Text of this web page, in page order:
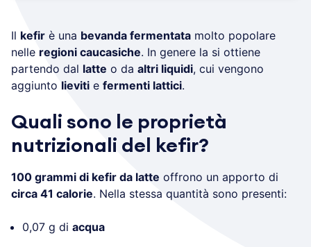
Il kefir è una bevanda fermentata molto popolare
nelle regioni caucasiche. In genere la si ottiene
partendo dal latte o da altri liquidi, cui vengono
aggiunto lieviti e fermenti lattici.
Quali sono le proprietà
nutrizionali del kefir?
100 grammi di kefir da latte offrono un apporto di
circa 41 calorie. Nella stessa quantità sono presenti:
0,07 g di acqua